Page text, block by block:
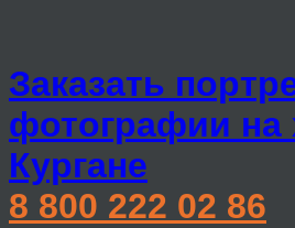
Заказать
фотографии на
Кургане
8 800 222 02 86